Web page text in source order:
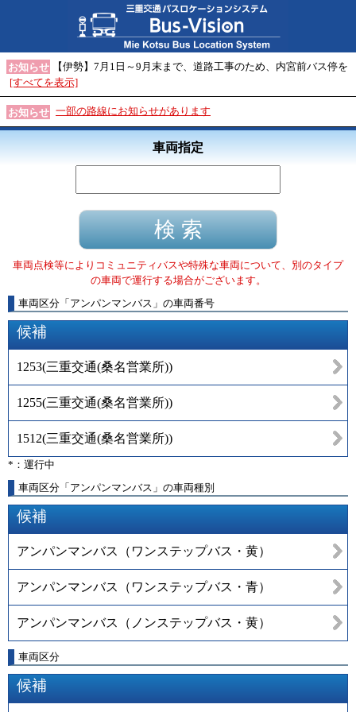
お知らせ
【伊勢】7月1日～9月末まで、道路工事のため、内宮前バス停を
[すべてを表示]
お知らせ 一部の路線にお知らせがあります
車両指定
車両点検等によりコミュニティバスや特殊な車両について、別のタイプ
の車両で運行する場合がございます。
車両区分 「 アンパンマンバス 」 の車両番号
候補
1253(三重交通(桑名営業所))
1255(三重交通(桑名営業所))
1512(三重交通(桑名営業所))
*：運行中
車両区分「アンパンマンバス」の車両種別
候補
アンパンマンバス（ワンステップバス・黄）
アンパンマンバス（ワンステップバス・青）
アンパンマンバス（ノンステップバス・黄）
車両区分
候補